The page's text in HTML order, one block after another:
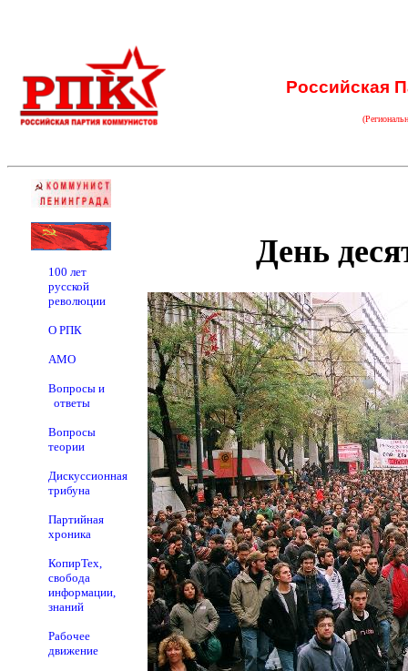
Российская
100 лет
русской
революции
О РПК
АМО
Вопросы и
ответы
Вопросы
теории
Дискуссионная
трибуна
Партийная
хроника
КопирТех,
свобода
информации,
знаний
Рабочее
движение
День